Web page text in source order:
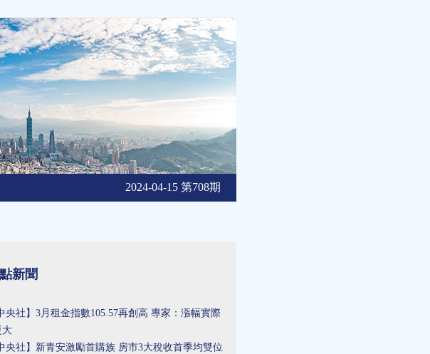
2024-04-15 第708期
新聞
央社】3月租金指數105.57再創高 專家：漲幅實際
大
央社】新青安激勵首購族 房市3大稅收首季均雙位